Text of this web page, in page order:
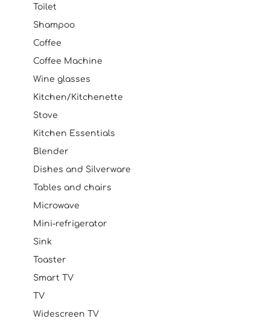
Toilet
Shampoo
Coffee
Coffee Machine
Wine glasses
Kitchen/Kitchenette
Stove
Kitchen Essentials
Blender
Dishes and Silverware
Tables and chairs
Microwave
Mini-refrigerator
Sink
Toaster
Smart TV
TV
Widescreen TV